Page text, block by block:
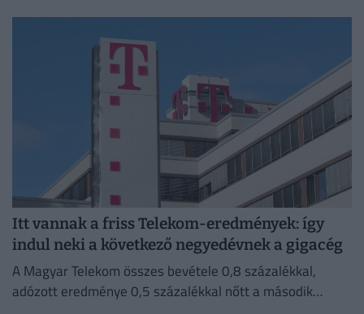
Itt vannak a friss Telekom-eredmények: így
indul neki a következő negyedévnek a gigacég
A Magyar Telekom összes bevétele 0,8 százalékkal,
adózott eredménye 0,5 százalékkal nőtt a második